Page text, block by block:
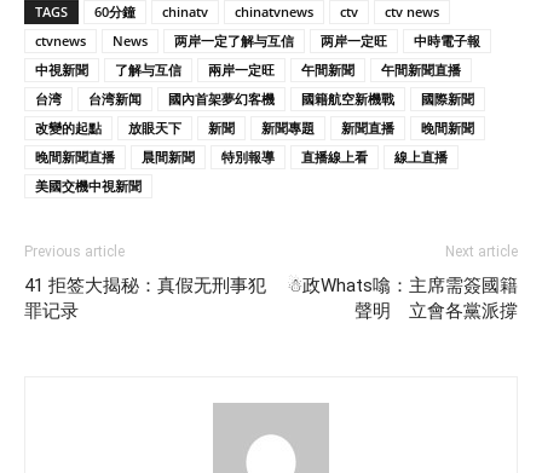
TAGS 60分鐘 chinatv chinatvnews ctv
ctv news
ctvnews
News 两岸一定了解与互信 两岸一定旺
中時電子報
中視新聞
了解与互信 兩岸一定旺 午間新聞
午間新聞直播
台湾
台湾新闻 國內首架夢幻客機 國籍航空新機戰
國際新聞
改變的起點
放眼天下 新聞 新聞專題 新聞直播
晚間新聞
晚間新聞直播
晨間新聞 特別報導 直播線上看
線上直播
美國交機中視新聞
Previous article
41 拒签大揭秘：真假无刑事犯
罪记录
Next article
☃政Whats噏：主席需簽國籍
聲明 立會各黨派撐